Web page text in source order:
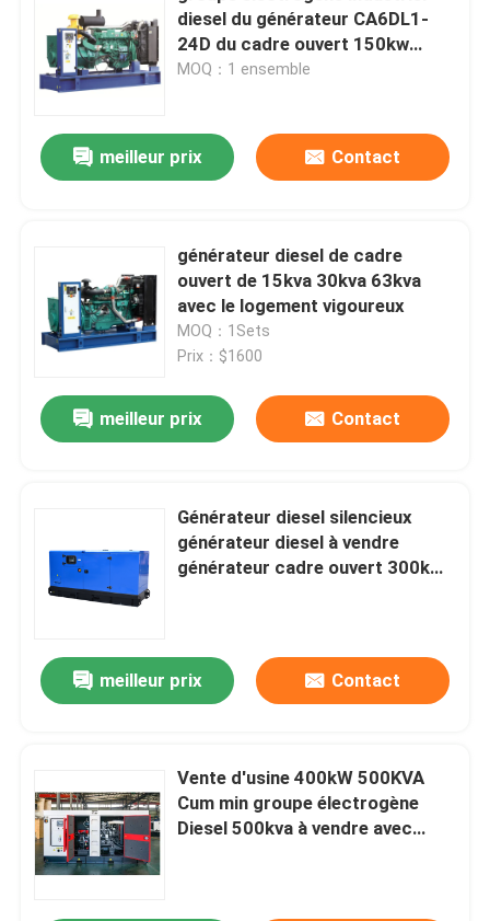
diesel du générateur CA6DL1-
24D du cadre ouvert 150kw
188kva
MOQ：1 ensemble
meilleur prix Contact
générateur diesel de cadre
ouvert de 15kva 30kva 63kva
avec le logement vigoureux
MOQ：1Sets
Prix：$1600
meilleur prix Contact
Générateur diesel silencieux
générateur diesel à vendre
générateur cadre ouvert 300kW
meilleur prix Contact
Vente d'usine 400kW 500KVA
Cum min groupe électrogène
Diesel 500kva à vendre avec